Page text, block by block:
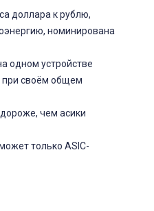
доллара к рублю,
номинирована
одном устройстве
при своём общем
чем асики
только ASIC-